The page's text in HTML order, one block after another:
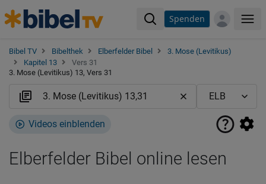
Spenden
Bibel TV Bibelthek Elberfelder Bibel
3. Mose (Levitikus)
Kapitel 13
Vers 31
3. Mose (Levitikus) 13, Vers 31
Videos einblenden
Elberfelder Bibel online lesen